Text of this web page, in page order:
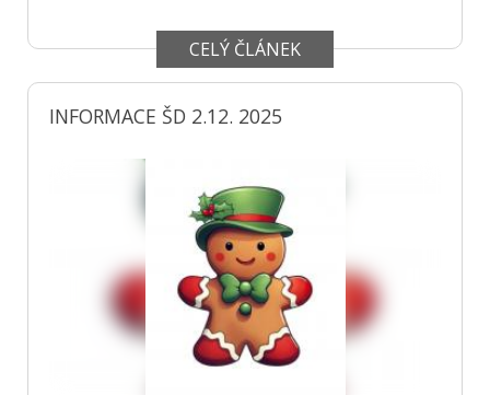
účastníka zájmového vzdělávání (ŠD), třídu.
Borovičková Eva, vedoucí vychovatelka ŠD
Osobní tel. spojení 775982738
CELÝ ČLÁNEK
INFORMACE ŠD 2.12. 2025